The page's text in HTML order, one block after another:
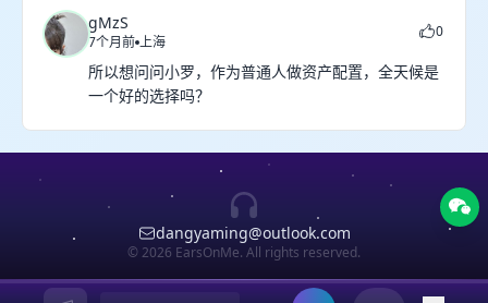
gMzS
7个月前 上海
0
所以想问问小罗，作为普通人做资产配置，全天候是
一个好的选择吗？
dangyaming@outlook.com
© 2026 EarsOnMe. All rights reserved.